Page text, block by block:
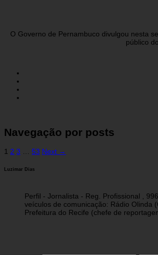
O Governo de Pernambuco divulgou nesta
público
Navegação por posts
1 2 3 … 53 Next →
Luzimar Dias
Perfil - Jornalista - Reg. Profissional ,
veículos de comunicação: Rádio Olinda
Prefeitura do Recife (chefe de